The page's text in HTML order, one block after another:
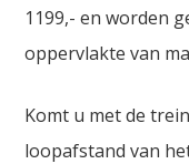
1199,- en worden
oppervlakte van
Komt u met de
loopafstand van